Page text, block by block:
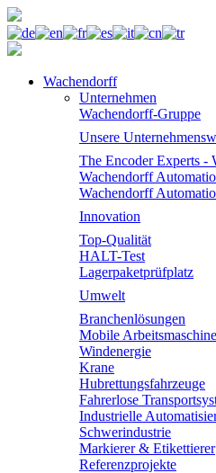
Wachendorff
Unternehmen
Wachendorff-Gruppe
Unsere
The Encoder Experts -
Wachendorff
Wachendorff
Innovation
Top-Qualität
HALT-Test
Lagerpaketprüfplatz
Umwelt
Branchenlösungen
Mobile
Windenergie
Krane
Hubrettungsfahrzeuge
Fahrerlose
Industrielle
Schwerindustrie
Markierer & Etikettierer
Referenzprojekte